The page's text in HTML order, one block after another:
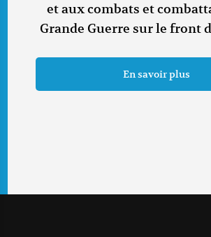
et aux combats et
Grande Guerre sur le front
En savoir plus